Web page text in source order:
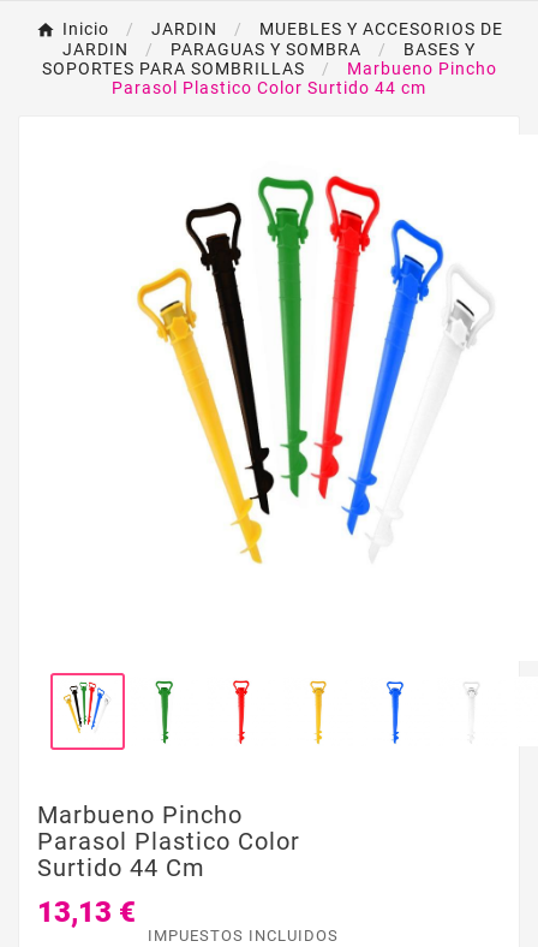
Inicio JARDIN
MUEBLES Y ACCESORIOS DE
JARDIN
PARAGUAS Y SOMBRA
BASES Y
SOPORTES PARA SOMBRILLAS
Marbueno Pincho
Parasol Plastico Color Surtido 44 cm
Marbueno Pincho
Parasol Plastico Color
Surtido 44 Cm
13,13 €
IMPUESTOS INCLUIDOS